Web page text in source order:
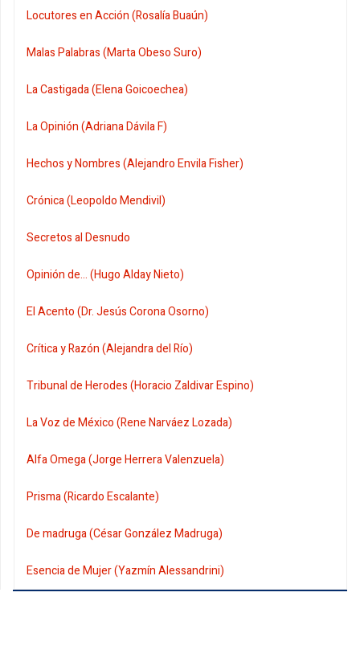
Locutores en Acción (Rosalía Buaún)
Malas Palabras (Marta Obeso Suro)
La Castigada (Elena Goicoechea)
La Opinión (Adriana Dávila F)
Hechos y Nombres (Alejandro Envila Fisher)
Crónica (Leopoldo Mendivil)
Secretos al Desnudo
Opinión de... (Hugo Alday Nieto)
El Acento (Dr. Jesús Corona Osorno)
Crítica y Razón (Alejandra del Río)
Tribunal de Herodes (Horacio Zaldivar Espino)
La Voz de México (Rene Narváez Lozada)
Alfa Omega (Jorge Herrera Valenzuela)
Prisma (Ricardo Escalante)
De madruga (César González Madruga)
Esencia de Mujer (Yazmín Alessandrini)